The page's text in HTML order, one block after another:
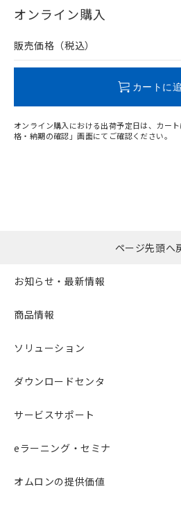
在庫等で未対応品が混在する可能
問い合わせください。
オンライン購入
販売価格（税込）
カートに
オンライン購入における出荷予定日は、カー
格・納期の確認」画面にてご確認ください。
ページ先頭へ
お知らせ・最新情報
商品情報
ソリューション
ダウンロードセンタ
サービスサポート
eラーニング・セミナ
オムロンの提供価値